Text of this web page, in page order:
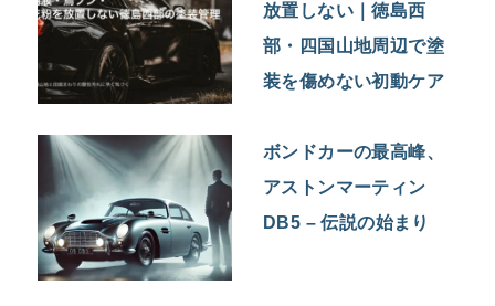
放置しない｜徳島西
部・四国山地周辺で塗
装を傷めない初動ケア
ボンドカーの最高峰、
アストンマーティン
DB5 – 伝説の始まり